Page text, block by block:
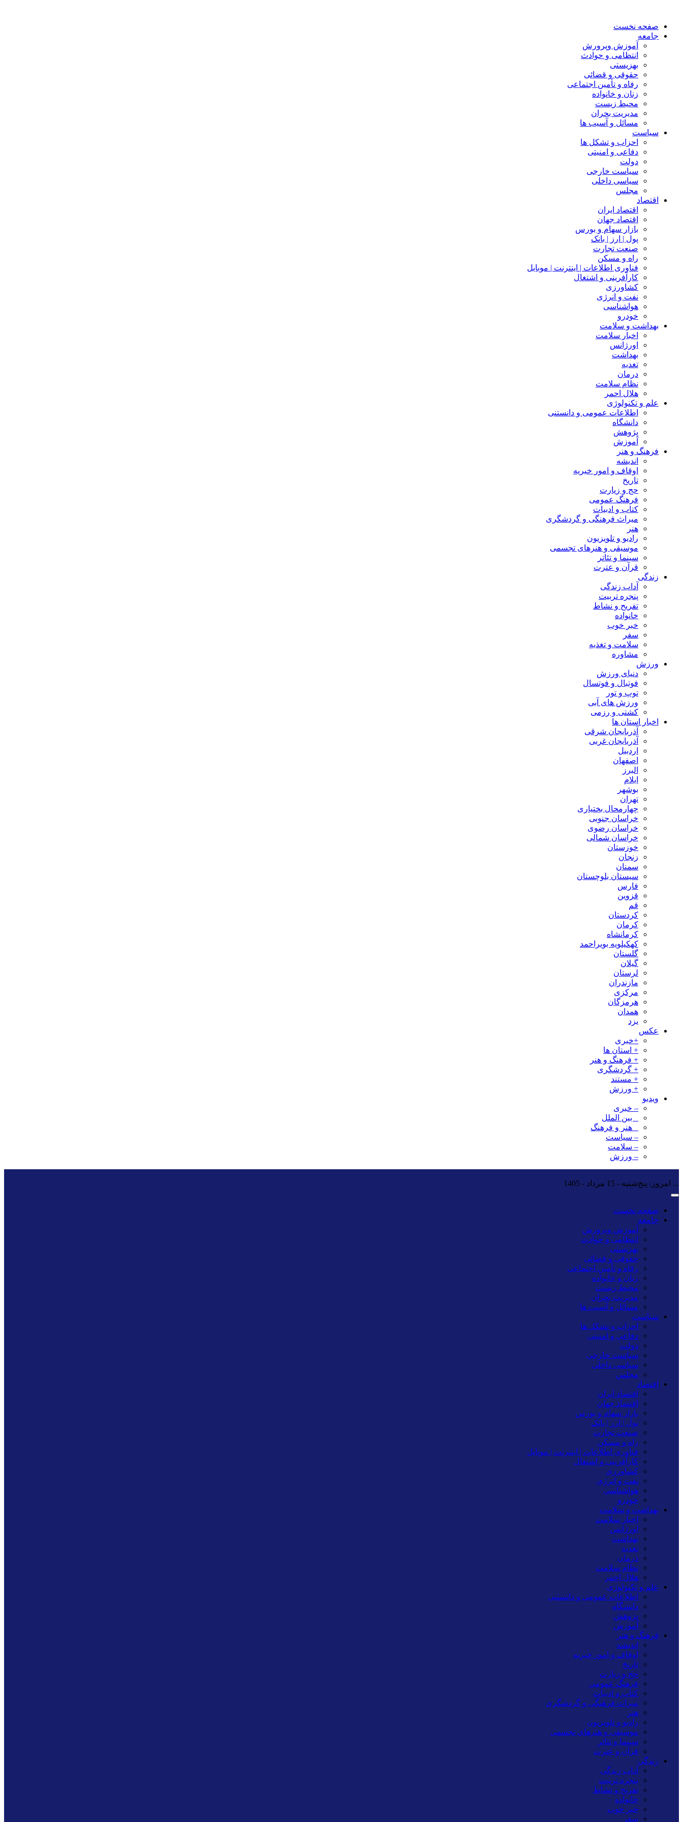
صفحه نخست
جامعه
آموزش وپرورش
انتظامی و حوادث
بهزیستی
حقوقی و قضائی
رفاه و تأمین اجتماعی
زنان و خانواده
محیط زیست
مدیریت بحران
مسائل و آسیب ها
سیاست
احزاب و تشکل ها
دفاعی و امنیتی
دولت
سیاست خارجی
سیاسی داخلی
مجلس
اقتصاد
اقتصاد ایران
اقتصاد جهان
بازار سهام و بورس
پول | ارز | بانک
صنعت تجارت
راه و مسکن
فناوری اطلاعات | اینترنت | موبایل
کارآفرینی و اشتغال
کشاورزی
نفت و انرژی
هواشناسی
خودرو
بهداشت و سلامت
اخبار سلامت
اورژانس
بهداشت
تغدیه
درمان
نظام سلامت
هلال احمر
علم و تکنولوژی
اطلاعات عمومی و دانستنی
دانشگاه
پژوهش
آموزش
فرهنگ و هنر
اندیشه
اوقاف و امور خیریه
تاریخ
حج و زیارت
فرهنگ عمومی
کتاب و ادبیات
میراث فرهنگی و گردشگری
هنر
رادیو و تلویزیون
موسیقی و هنرهای تجسمی
سینما و تئاتر
قرآن و عترت
زندگی
آداب زندگی
پنجره تربیت
تفریح و نشاط
خانواده
خبر خوب
سفر
سلامت و تغذیه
مشاوره
ورزش
دنیای ورزش
فوتبال و فوتسال
توپ و تور
ورزش های آبی
کشتی و رزمی
اخبار استان ها
آذربایجان شرقی
آذربایجان غربی
اردبیل
اصفهان
البرز
ایلام
بوشهر
تهران
چهارمحال بختیاری
خراسان جنوبی
خراسان رضوی
خراسان شمالی
خوزستان
زنجان
سمنان
سیستان بلوچستان
فارس
قزوین
قم
کردستان
کرمان
کرمانشاه
کهکیلویه بویراحمد
گلستان
گیلان
لرستان
مازندران
مرکزی
هرمزگان
همدان
یزد
عکس
+خبری
+ استان ها
+ فرهنگ و هنر
+ گردشگری
+ مستند
+ ورزش
ویدیو
– خبری
_ بین الملل
_ هنر و فرهنگ
– سیاست
– سلامت
– ورزش
... امروز: پنج‌شنبه - 15 مرداد - 1405
صفحه نخست
جامعه
آموزش وپرورش
انتظامی و حوادث
بهزیستی
حقوقی و قضائی
رفاه و تأمین اجتماعی
زنان و خانواده
محیط زیست
مدیریت بحران
مسائل و آسیب ها
سیاست
احزاب و تشکل ها
دفاعی و امنیتی
دولت
سیاست خارجی
سیاسی داخلی
مجلس
اقتصاد
اقتصاد ایران
اقتصاد جهان
بازار سهام و بورس
پول | ارز | بانک
صنعت تجارت
راه و مسکن
فناوری اطلاعات | اینترنت | موبایل
کارآفرینی و اشتغال
کشاورزی
نفت و انرژی
هواشناسی
خودرو
بهداشت و سلامت
اخبار سلامت
اورژانس
بهداشت
تغدیه
درمان
نظام سلامت
هلال احمر
علم و تکنولوژی
اطلاعات عمومی و دانستنی
دانشگاه
پژوهش
آموزش
فرهنگ و هنر
اندیشه
اوقاف و امور خیریه
تاریخ
حج و زیارت
فرهنگ عمومی
کتاب و ادبیات
میراث فرهنگی و گردشگری
هنر
رادیو و تلویزیون
موسیقی و هنرهای تجسمی
سینما و تئاتر
قرآن و عترت
زندگی
آداب زندگی
پنجره تربیت
تفریح و نشاط
خانواده
خبر خوب
سفر